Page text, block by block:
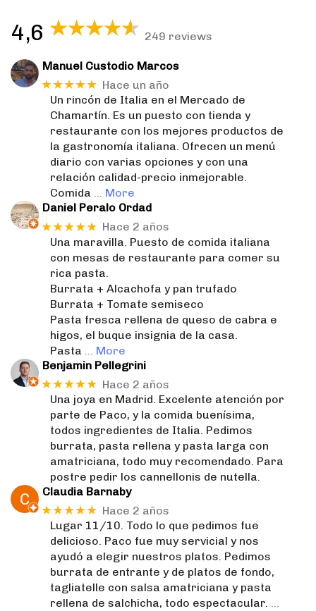
4,6 249 reviews
Manuel Custodio Marcos
★★★★★ Hace un año
Un rincón de Italia en el Mercado de
Chamartín. Es un puesto con tienda y
restaurante con los mejores productos de
la gastronomía italiana. Ofrecen un menú
diario con varias opciones y con una
relación calidad-precio inmejorable.
Comida … More
Daniel Peralo Ordad
★★★★★ Hace 2 años
Una maravilla. Puesto de comida italiana
con mesas de restaurante para comer su
rica pasta.
Burrata + Alcachofa y pan trufado
Burrata + Tomate semiseco
Pasta fresca rellena de queso de cabra e
higos, el buque insignia de la casa.
Pasta
… More
Benjamin Pellegrini
★★★★★ Hace 2 años
Una joya en Madrid. Excelente atención por
parte de Paco, y la comida buenísima,
todos ingredientes de Italia. Pedimos
burrata, pasta rellena y pasta larga con
amatriciana, todo muy recomendado. Para
postre pedir los cannellonis de nutella.
Claudia Barnaby
★★★★★ Hace 2 años
Lugar 11/10. Todo lo que pedimos fue
delicioso. Paco fue muy servicial y nos
ayudó a elegir nuestros platos. Pedimos
burrata de entrante y de platos de fondo,
tagliatelle con salsa amatriciana y pasta
rellena de salchicha, todo espectacular. …